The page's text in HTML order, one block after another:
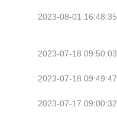
2023-08-01 16:48:35
2023-07-18 09:50:03
2023-07-18 09:49:47
2023-07-17 09:00:32